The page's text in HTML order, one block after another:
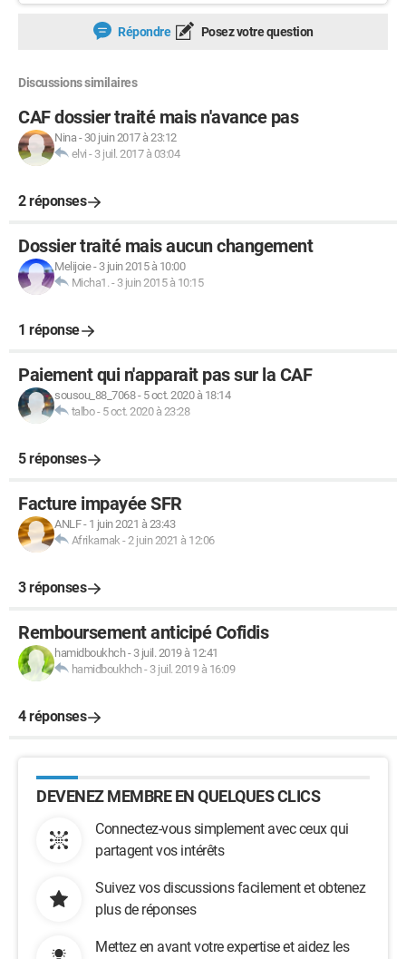
Répondre Posez votre question
Discussions similaires
CAF dossier traité mais n'avance pas
Nina- 30 juin 2017 à 23:12
elvi - 3 juil. 2017 à 03:04
2 réponses
Dossier traité mais aucun changement
Melijoie- 3 juin 2015 à 10:00
Micha1. - 3 juin 2015 à 10:15
1 réponse
Paiement qui n'apparait pas sur la CAF
sousou_88_7068- 5 oct. 2020 à 18:14
talbo- 5 oct. 2020 à 23:28
5 réponses
Facture impayée SFR
ANLF- 1 juin 2021 à 23:43
Afrikarnak -2 juin 2021 à 12:06
3 réponses
Remboursement anticipé Cofidis
hamidboukhch- 3 juil. 2019 à 12:41
hamidboukhch- 3 juil. 2019 à 16:09
4 réponses
DEVENEZ MEMBRE EN QUELQUES CLICS
Connectez-vous simplement avec ceux qui
partagent vos intérêts
Suivez vos discussions facilement et obtenez
plus de réponses
Mettez en avant votre expertise et aidez les